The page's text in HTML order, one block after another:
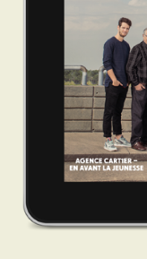
FAQ
ANNONCEZ